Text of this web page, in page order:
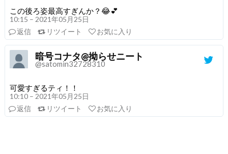
この後ろ姿最高すぎんか？😂💕
10:15 – 2021年05月25日
返信
リツイート お気に入り
暗号コナタ@拗らせニート
@satomin32728310
可愛すぎるティ！！
10:10 – 2021年05月25日
返信
リツイート お気に入り